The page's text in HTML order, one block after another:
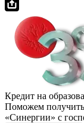
Кредит на
Поможем
«Синергии» с